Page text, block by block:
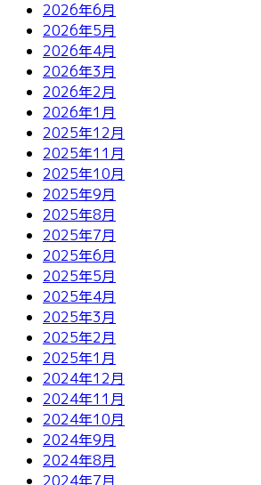
2026年6月
2026年5月
2026年4月
2026年3月
2026年2月
2026年1月
2025年12月
2025年11月
2025年10月
2025年9月
2025年8月
2025年7月
2025年6月
2025年5月
2025年4月
2025年3月
2025年2月
2025年1月
2024年12月
2024年11月
2024年10月
2024年9月
2024年8月
2024年7月